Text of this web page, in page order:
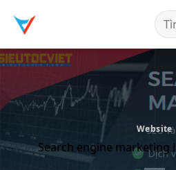
qua
nội
dung
Website
Search engine marketing